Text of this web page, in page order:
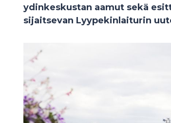
ydinkeskustan aamut sekä
sijaitsevan Lyypekinlaiturin